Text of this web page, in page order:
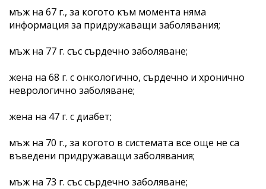
мъж на 67 г., за когото към момента няма
информация за придружаващи заболявания;
мъж на 77 г. със сърдечно заболяване;
жена на 68 г. с онкологично, сърдечно и хронично
неврологично заболяване;
жена на 47 г. с диабет;
мъж на 70 г., за когото в системата все още не са
въведени придружаващи заболявания;
мъж на 73 г. със сърдечно заболяване;